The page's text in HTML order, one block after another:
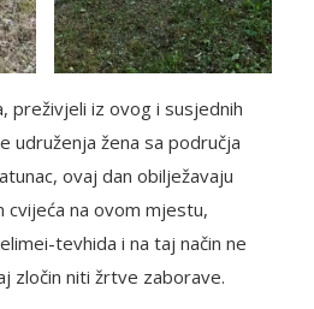
preživjeli iz ovog i susjednih
udruženja žena sa područja
ovaj dan obilježavaju
cvijeća na ovom mjestu,
tevhida i na taj način ne
zločin niti žrtve zaborave.